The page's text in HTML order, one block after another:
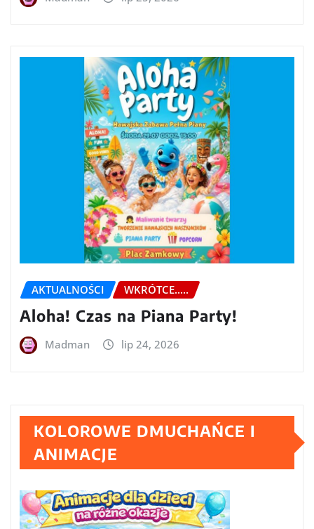
AKTUALNOŚCI WKRÓTCE.....
Aloha! Czas na Piana Party!
Madman lip 24, 2026
KOLOROWE DMUCHAŃCE I
ANIMACJE